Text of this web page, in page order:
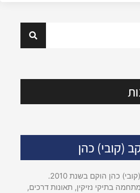
(קובי) כהן
כהן הוקם בשנת 2010.
בתיקי נזיקין, תאונות דרכים,